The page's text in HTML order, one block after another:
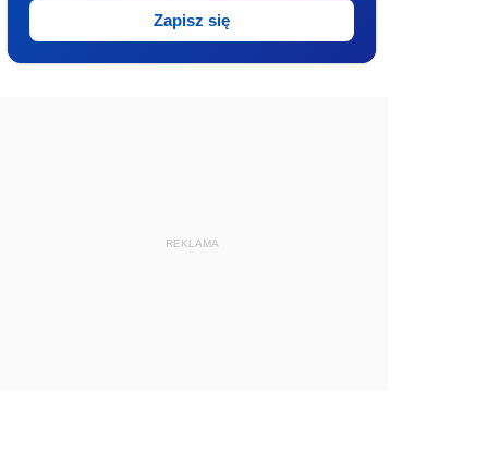
Zapisz się
REKLAMA